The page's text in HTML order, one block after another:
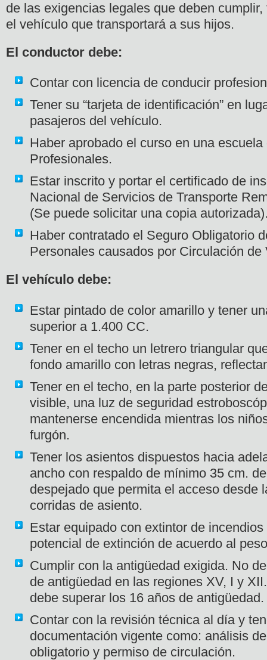
de las exigencias legales que deben
el vehículo que transportará a sus hijos.
El conductor debe:
Contar con licencia de conducir
Tener su “tarjeta de identificación” en
pasajeros del vehículo.
Haber aprobado el curso en una
Profesionales.
Estar inscrito y portar el certificado de
Nacional de Servicios de Transporte
(Se puede solicitar una copia
Haber contratado el Seguro Obligatorio
Personales causados por Circulación
El vehículo debe:
Estar pintado de color amarillo y tener
superior a 1.400 CC.
Tener en el techo un letrero triangular
fondo amarillo con letras negras,
Tener en el techo, en la parte posterior
visible, una luz de seguridad
mantenerse encendida mientras los
furgón.
Tener los asientos dispuestos hacia
ancho con respaldo de mínimo 35 cm.
despejado que permita el acceso desde
corridas de asiento.
Estar equipado con extintor de
potencial de extinción de acuerdo al
Cumplir con la antigüedad exigida. No
de antigüedad en las regiones XV, I y
debe superar los 16 años de antigüedad.
Contar con la revisión técnica al día y
documentación vigente como: análisis
obligatorio y permiso de circulación.